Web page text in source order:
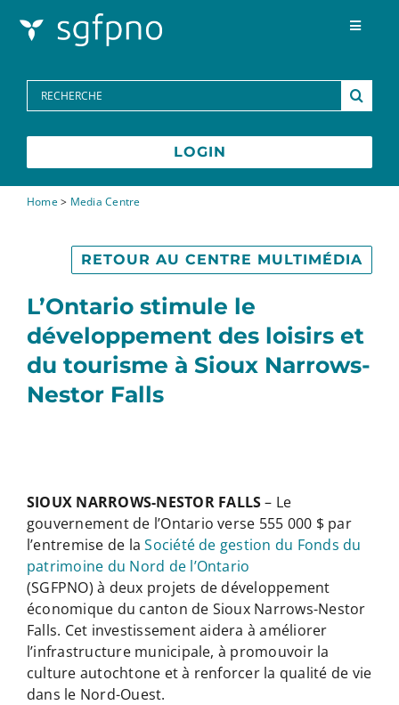
Toggle
FAQs
Contactez-nous
Search
for:
LOGIN
Home> Media Centre
L’Ontario stimule le
développement des loisirs et
du tourisme à Sioux Narrows-
Nestor Falls
RETOUR AU CENTRE MULTIMÉDIA
SIOUX NARROWS-NESTOR FALLS– Le
gouvernement de l’Ontario verse 555 000 $ par
l’entremise de laSociété de gestion du Fonds du
patrimoine du Nord de l’Ontario
(SGFPNO) à deux projets de développement
économique du canton de Sioux Narrows-Nestor
Falls. Cet investissement aidera à améliorer
l’infrastructure municipale, à promouvoir la
culture autochtone et à renforcer la qualité de vie
dans le Nord-Ouest.